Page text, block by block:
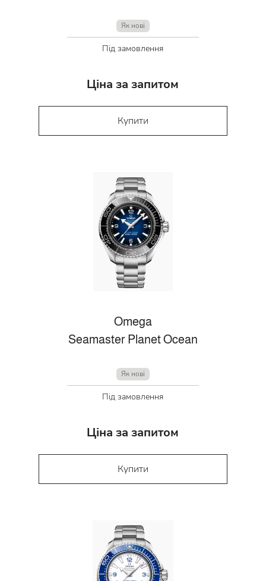
Як нові
Під замовлення
Ціна за запитом
Купити
Omega
Seamaster Planet Ocean
Як нові
Під замовлення
Ціна за запитом
Купити